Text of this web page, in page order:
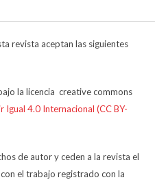
revista aceptan las siguientes
la licencia creative commons
4.0 Internacional (CC BY-
de autor y ceden a la revista el
el trabajo registrado con la